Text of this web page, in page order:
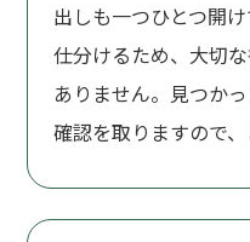
出しも一つひとつ開
仕分けるため、大切
ありません。見つか
確認を取りますので